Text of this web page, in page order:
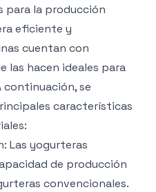
para la producción
eficiente y
cuentan con
las hacen ideales para
continuación, se
características
Las yogurteras
de producción
convencionales.